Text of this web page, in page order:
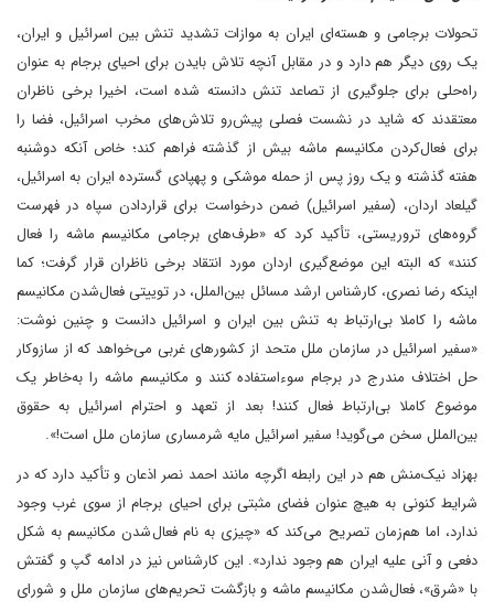
تحولات برجامی و هسته‌ای ایران به موازات تشدید تنش بین اسرائیل و ایران،
یک روی دیگر هم دارد و در مقابل آنچه تلاش بایدن برای احیای برجام به عنوان
راه‌حلی برای جلوگیری از تصاعد تنش دانسته شده است، اخیرا برخی ناظران
معتقدند که شاید در نشست فصلی پیش‌رو تلاش‌های مخرب اسرائیل، فضا را
برای فعال‌کردن مکانیسم ماشه بیش از گذشته فراهم کند؛ خاص آنکه دوشنبه
هفته گذشته و یک روز پس از حمله موشکی و پهپادی گسترده ایران به اسرائیل،
گیلعاد اردان، (سفیر اسرائیل) ضمن درخواست برای قراردادن سپاه در فهرست
گروه‌های تروریستی، تأکید کرد که «طرف‌های برجامی مکانیسم ماشه را فعال
کنند» که البته این موضع‌گیری اردان مورد انتقاد برخی ناظران قرار گرفت؛ کما
اینکه رضا نصری، کارشناس ارشد مسائل بین‌الملل، در توییتی فعال‌شدن مکانیسم
ماشه را کاملا بی‌ارتباط به تنش بین ایران و اسرائیل دانست و چنین نوشت:
«سفیر اسرائیل در سازمان ملل متحد از کشورهای غربی می‌خواهد که از سازوکار
حل اختلاف مندرج در برجام سوءاستفاده کنند و مکانیسم ماشه را به‌خاطر یک
موضوع کاملا بی‌ارتباط فعال کنند! بعد از تعهد و احترام اسرائیل به حقوق
بین‌الملل سخن می‌گوید! سفیر اسرائیل مایه شرمساری سازمان ملل است!».
بهزاد نیک‌منش هم در این رابطه اگرچه مانند احمد نصر اذعان و تأکید دارد که در
شرایط کنونی به هیچ عنوان فضای مثبتی برای احیای برجام از سوی غرب وجود
ندارد، اما هم‌زمان تصریح می‌کند که «چیزی به نام فعال‌شدن مکانیسم به شکل
دفعی و آنی علیه ایران هم وجود ندارد». این کارشناس نیز در ادامه گپ و گفتش
با «شرق»، فعال‌شدن مکانیسم ماشه و بازگشت تحریم‌های سازمان ملل و شورای